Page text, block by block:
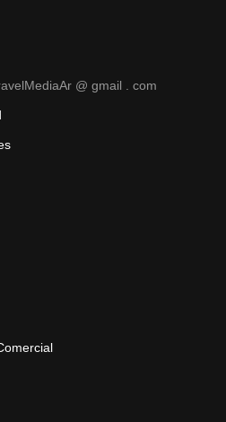
@ gmail . com